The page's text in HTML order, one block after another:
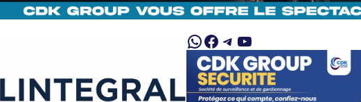
WhatsApp
Facebook
Telegram
YouTube